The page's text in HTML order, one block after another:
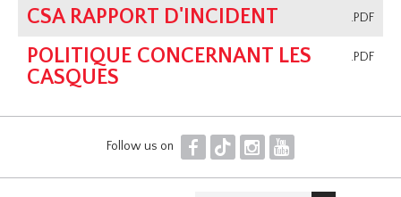
.PDF
CSA RAPPORT D'INCIDENT
.PDF
POLITIQUE CONCERNANT LES
CASQUES
Follow us on F T I Y